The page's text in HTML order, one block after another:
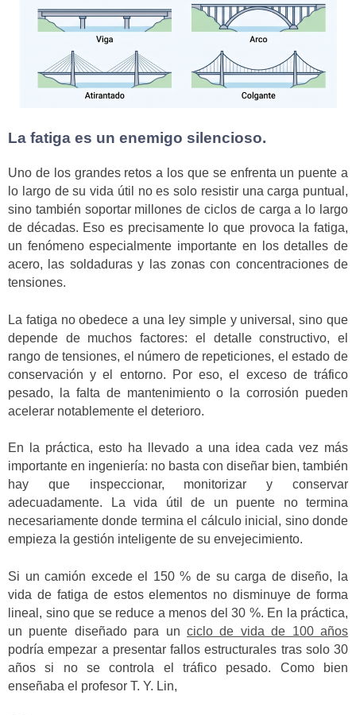
La fatiga es un enemigo silencioso.
Uno de los grandes retos a los que se enfrenta un puente a
lo largo de su vida útil no es solo resistir una carga puntual,
sino también soportar millones de ciclos de carga a lo largo
de décadas. Eso es precisamente lo que provoca la fatiga,
un fenómeno especialmente importante en los detalles de
acero, las soldaduras y las zonas con concentraciones de
tensiones.
La fatiga no obedece a una ley simple y universal, sino que
depende de muchos factores: el detalle constructivo, el
rango de tensiones, el número de repeticiones, el estado de
conservación y el entorno. Por eso, el exceso de tráfico
pesado, la falta de mantenimiento o la corrosión pueden
acelerar notablemente el deterioro.
En la práctica, esto ha llevado a una idea cada vez más
importante en ingeniería: no basta con diseñar bien, también
hay que inspeccionar, monitorizar y conservar
adecuadamente. La vida útil de un puente no termina
necesariamente donde termina el cálculo inicial, sino donde
empieza la gestión inteligente de su envejecimiento.
Si un camión excede el 150 % de su carga de diseño, la
vida de fatiga de estos elementos no disminuye de forma
lineal, sino que se reduce a menos del 30 %. En la práctica,
un puente diseñado para un ciclo de vida de 100 años
podría empezar a presentar fallos estructurales tras solo 30
años si no se controla el tráfico pesado. Como bien
enseñaba el profesor T. Y. Lin,